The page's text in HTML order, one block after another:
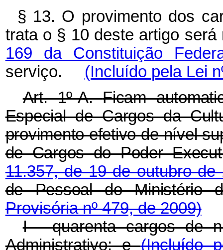
§ 13. O provimento dos
trata o § 10 deste artigo
169 da Constituição
serviço. (Incluído pela Lei
Art. 1º-A.Ficam
Especial de Cargos da
provimento efetivo de nível
de Cargos do Poder
11.357, de 19 de outubro
de Pessoal do Ministério
Provisória nº 479, de 2009)
I - quarenta cargos de
Administrativo; e(Incluído